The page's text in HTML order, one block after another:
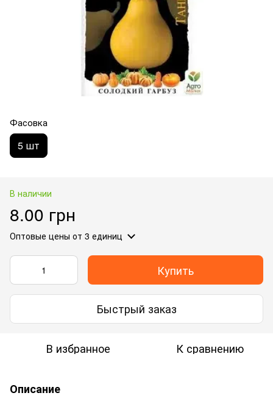
Фасовка
5 шт
В наличии
8.00 грн
Оптовые цены от 3 единиц
Купить
Быстрый заказ
В избранное К сравнению
Описание